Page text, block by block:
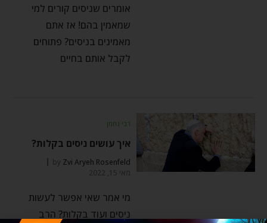
אומרים שניסים קורים למי
שמאמין בהם! אז אתם
מאמינים בניסים? פתוחים
לקבל אותם בחיים
רבי נחמן
איך עושים ניסים בקלות?
by Zvi Aryeh Rosenfeld
מאי 15, 2022
מי אמר שאי אפשר לעשות
ניסים ועוד בקלות? הרב